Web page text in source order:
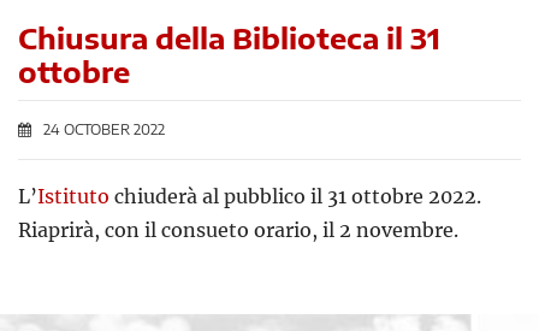
Chiusura della Biblioteca il 31
ottobre
24 OCTOBER 2022
L’Istituto chiuderà al pubblico il 31 ottobre 2022.
Riaprirà, con il consueto orario, il 2 novembre.